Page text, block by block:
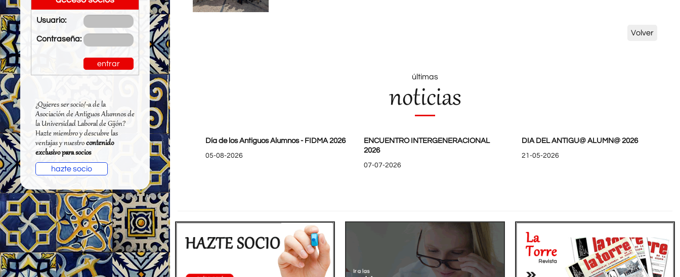
Usuario:
Contraseña:
entrar
¿Quieres ser socio/-a de la
Asociación de Antiguos Alumnos de
la Universidad Laboral de Gijón?
Hazte miembro y descubre las
ventajas y nuestrocontenido
exclusivo para socios
hazte socio
Volver
últimas
noticias
Día de los Antiguos Alumnos - FIDMA 2026
05-08-2026
ENCUENTRO INTERGENERACIONAL
2026
07-07-2026
DIA DEL ANTIGU@ ALUMN@ 2026
21-05-2026